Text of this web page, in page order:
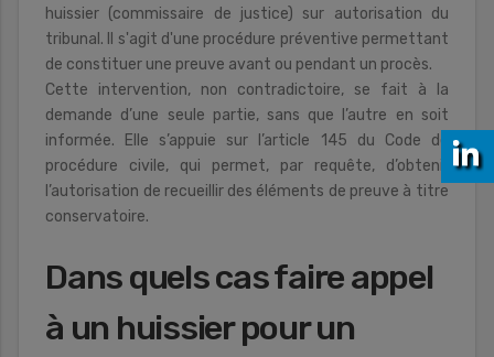
huissier (commissaire de justice) sur autorisation du
tribunal. Il s'agit d'une procédure préventive permettant
de constituer une preuve avant ou pendant un procès.
Cette intervention, non contradictoire, se fait à la
demande d’une seule partie, sans que l’autre en soit
informée. Elle s’appuie sur l’article 145 du Code de
procédure civile, qui permet, par requête, d’obtenir
l’autorisation de recueillir des éléments de preuve à titre
conservatoire.
Dans quels cas faire appel
à un huissier pour un